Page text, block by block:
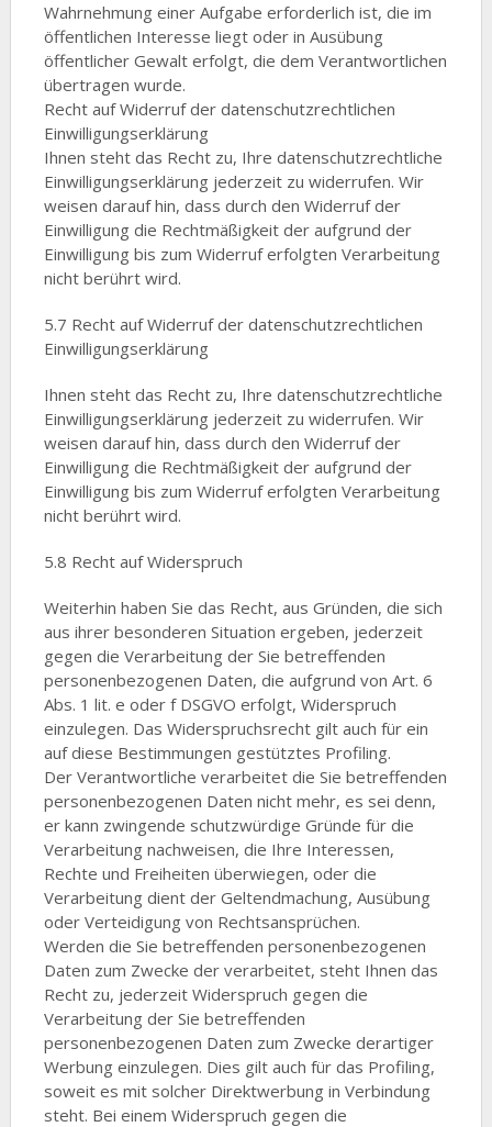
Wahrnehmung einer Aufgabe erforderlich ist, die im
öffentlichen Interesse liegt oder in Ausübung
öffentlicher Gewalt erfolgt, die dem Verantwortlichen
übertragen wurde.
Recht auf Widerruf der datenschutzrechtlichen
Einwilligungserklärung
Ihnen steht das Recht zu, Ihre datenschutzrechtliche
Einwilligungserklärung jederzeit zu widerrufen. Wir
weisen darauf hin, dass durch den Widerruf der
Einwilligung die Rechtmäßigkeit der aufgrund der
Einwilligung bis zum Widerruf erfolgten Verarbeitung
nicht berührt wird.
5.7 Recht auf Widerruf der datenschutzrechtlichen
Einwilligungserklärung
Ihnen steht das Recht zu, Ihre datenschutzrechtliche
Einwilligungserklärung jederzeit zu widerrufen. Wir
weisen darauf hin, dass durch den Widerruf der
Einwilligung die Rechtmäßigkeit der aufgrund der
Einwilligung bis zum Widerruf erfolgten Verarbeitung
nicht berührt wird.
5.8 Recht auf Widerspruch
Weiterhin haben Sie das Recht, aus Gründen, die sich
aus ihrer besonderen Situation ergeben, jederzeit
gegen die Verarbeitung der Sie betreffenden
personenbezogenen Daten, die aufgrund von Art. 6
Abs. 1 lit. e oder f DSGVO erfolgt, Widerspruch
einzulegen. Das Widerspruchsrecht gilt auch für ein
auf diese Bestimmungen gestütztes Profiling.
Der Verantwortliche verarbeitet die Sie betreffenden
personenbezogenen Daten nicht mehr, es sei denn,
er kann zwingende schutzwürdige Gründe für die
Verarbeitung nachweisen, die Ihre Interessen,
Rechte und Freiheiten überwiegen, oder die
Verarbeitung dient der Geltendmachung, Ausübung
oder Verteidigung von Rechtsansprüchen.
Werden die Sie betreffenden personenbezogenen
Daten zum Zwecke der verarbeitet, steht Ihnen das
Recht zu, jederzeit Widerspruch gegen die
Verarbeitung der Sie betreffenden
personenbezogenen Daten zum Zwecke derartiger
Werbung einzulegen. Dies gilt auch für das Profiling,
soweit es mit solcher Direktwerbung in Verbindung
steht. Bei einem Widerspruch gegen die